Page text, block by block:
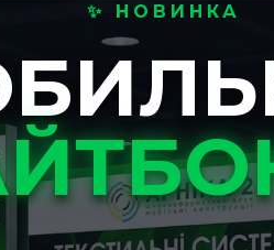
✨ НОВИНКА